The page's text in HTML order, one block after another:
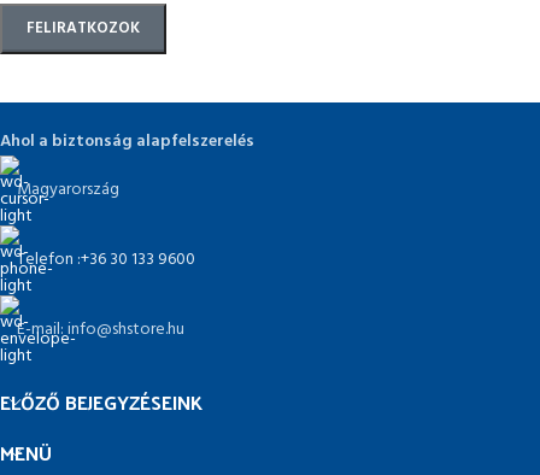
Ahol a biztonság alapfelszerelés
Magyarország
Telefon :+36 30 133 9600
E-mail: info@shstore.hu
ELŐZŐ BEJEGYZÉSEINK
MENÜ